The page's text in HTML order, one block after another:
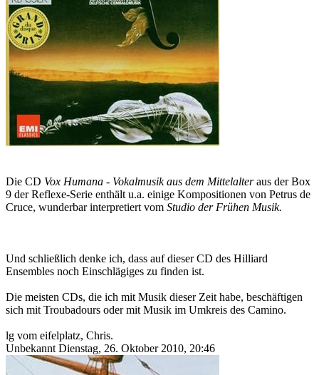
Die CD Vox Humana - Vokalmusik aus dem Mittelalteraus der Box
9 der Reflexe-Serie enthält u.a. einige Kompositionen von Petrus de
Cruce, wunderbar interpretiert vom Studio der Frühen Musik.
Und schließlich denke ich, dass auf dieser CD des Hilliard
Ensembles noch Einschlägiges zu finden ist.
Die meisten CDs, die ich mit Musik dieser Zeit habe, beschäftigen
sich mit Troubadours oder mit Musik im Umkreis des Camino.
lg vom eifelplatz, Chris.
Unbekannt Dienstag, 26. Oktober 2010, 20:46